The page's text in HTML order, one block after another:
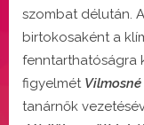
szombat délután.
birtokosaként a
fenntarthatóságra
figyelmét
tanárnők